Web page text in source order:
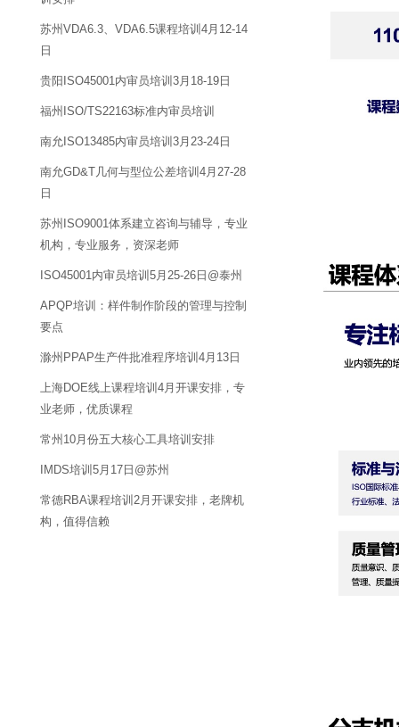
苏州VDA6.3、VDA6.5课程培训4月12-14
日
贵阳ISO45001内审员培训3月18-19日
福州ISO/TS22163标准内审员培训
南允ISO13485内审员培训3月23-24日
南允GD&T几何与型位公差培训4月27-28
日
苏州ISO9001体系建立咨询与辅导，专业
机构，专业服务，资深老师
ISO45001内审员培训5月25-26日@泰州
APQP培训：样件制作阶段的管理与控制
要点
滁州PPAP生产件批准程序培训4月13日
上海DOE线上课程培训4月开课安排，专
业老师，优质课程
常州10月份五大核心工具培训安排
IMDS培训5月17日@苏州
常德RBA课程培训2月开课安排，老牌机
构，值得信赖